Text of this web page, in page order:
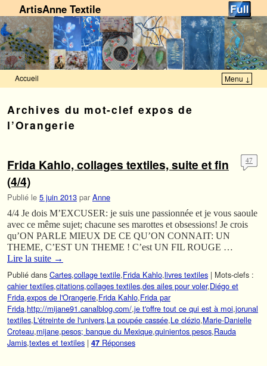
ArtisAnne Textile
Accueil Menu ↓
Archives du mot-clef expos de
l’Orangerie
Frida Kahlo, collages textiles, suite et fin
(4/4)
Publié le 5 juin 2013 par Anne
47
4/4 Je dois M’EXCUSER: je suis une passionnée et je vous saoule
avec ce même sujet; chacune ses marottes et obsessions! Je crois
qu’ON PARLE MIEUX DE CE QU’ON CONNAIT: UN
THEME, C’EST UN THEME ! C’est UN FIL ROUGE …
Lire la suite →
Publié dans Cartes,collage textile,Frida Kahlo,livres textiles | Mots-clefs :
cahier textiles,citations,collages textiles,des ailes pour voler,Diégo et
Frida,expos de l'Orangerie,Frida Kahlo,Frida par
Frida,http://mijane91.canalblog.com/,je t'offre tout ce qui est à moi,jorunal
textiles,L'étreinte de l'univers,La poupée cassée,Le clézio,Marie-Danielle
Croteau,mijane,pesos; banque du Mexique,quinientos pesos,Rauda
Jamis,textes et textiles | 47 Réponses